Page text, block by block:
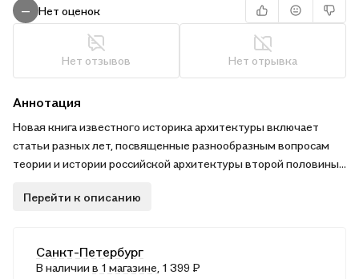
— Нет оценок
Нет отзывов Нет отрывка
Аннотация
Новая книга известного историка архитектуры включает
статьи разных лет, посвященные разнообразным вопросам
теории и истории российской архитектуры второй половины
были дополнены новыми данными, уточнены атрибуции,
также любителей архитектурной истории.
Перейти к описанию
Санкт-Петербург
В наличиив 1 магазине , 1 399 ₽